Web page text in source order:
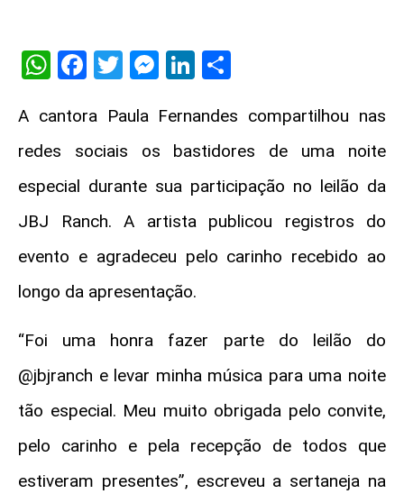
WhatsApp
Facebook
Twitter
Messenger
LinkedIn
A cantora Paula Fernandes compartilhou nas
redes sociais os bastidores de uma noite
especial durante sua participação no leilão da
JBJ Ranch. A artista publicou registros do
evento e agradeceu pelo carinho recebido ao
longo da apresentação.
“Foi uma honra fazer parte do leilão do
@jbjranch e levar minha música para uma noite
tão especial. Meu muito obrigada pelo convite,
pelo carinho e pela recepção de todos que
estiveram presentes”, escreveu a sertaneja na